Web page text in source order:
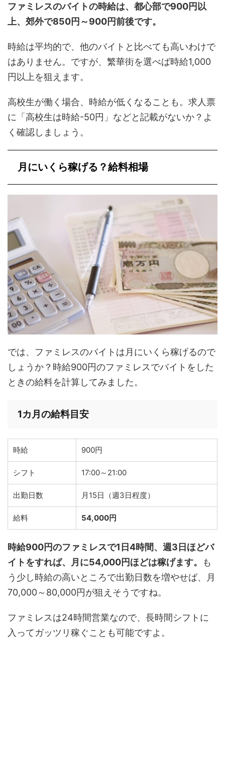
ファミレスのバイトの時給は、都心部で900円以
上、郊外で850円～900円前後です。
時給は平均的で、他のバイトと比べても高いわけで
はありません。ですが、繁華街を選べば時給1,000
円以上を狙えます。
高校生が働く場合、時給が低くなることも。求人票
に「高校生は時給-50円」などと記載がないか？よ
く確認しましょう。
月にいくら稼げる？給料相場
では、ファミレスのバイトは月にいくら稼げるので
しょうか？時給900円のファミレスでバイトをした
ときの給料を計算してみました。
1カ月の給料目安
時給 900円
シフト 17:00～21:00
出勤日数 月15日（週3日程度）
給料 54,000円
時給900円のファミレスで1日4時間、週3日ほどバ
イトをすれば、月に54,000円ほどは稼げます。
も
う少し時給の高いところで出勤日数を増やせば、月
70,000～80,000円が狙えそうですね。
ファミレスは24時間営業なので、長時間シフトに
入ってガッツリ稼ぐことも可能ですよ。